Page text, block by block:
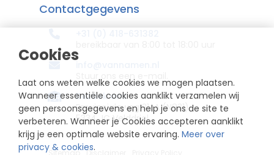
Cookies
Laat ons weten welke cookies we mogen plaatsen.
Wanneer essentiële cookies aanklikt verzamelen wij
geen persoonsgegevens en help je ons de site te
verbeteren. Wanneer je Cookies accepteren aanklikt
krijg je een optimale website ervaring. Meer over
privacy & cookies.
Contactgegevens
Bezoek ons
Provincialeweg 31-A (N831)
5334 JC Velddriel
Sitemap Disclaimer